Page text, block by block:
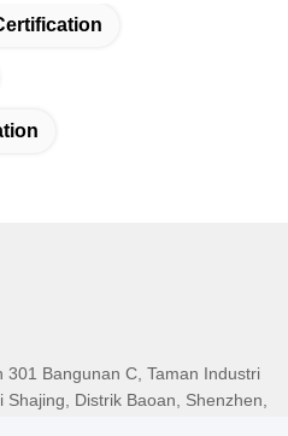
301 Bangunan C, Taman Industri
Shajing, Distrik Baoan, Shenzhen,